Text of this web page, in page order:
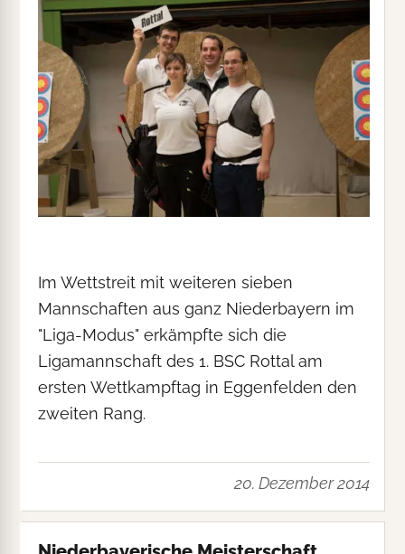
Im Wettstreit mit weiteren sieben
Mannschaften aus ganz Niederbayern im
"Liga-Modus" erkämpfte sich die
Ligamannschaft des 1. BSC Rottal am
ersten Wettkampftag in Eggenfelden den
zweiten Rang.
20. Dezember 2014